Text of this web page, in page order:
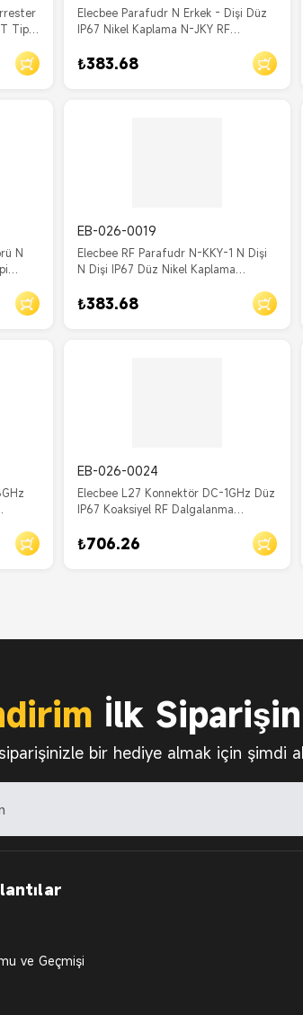
Tipi
Elecbee Parafudr N Erkek - Dişi Düz
IP67 Nikel Kaplama N-JKY RF
₺383.68
N
EB-026-0019
Elecbee RF Parafudr N-KKY-1 N Dişi
N Dişi IP67 Düz Nikel Kaplama
₺383.68
EB-026-0024
Elecbee L27 Konnektör DC-1GHz Düz
IP67 Koaksiyel RF Dalgalanma
₺706.26
İlk
bir hediye almak için şimdi
ve Geçmişi